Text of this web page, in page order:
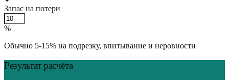
Запас на потери
%
Обычно 5-15% на подрезку, впитывание и неровности
Результат расчёта